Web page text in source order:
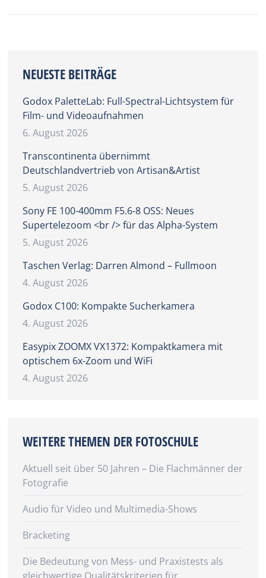
NEUESTE BEITRÄGE
Godox PaletteLab: Full-Spectral-Lichtsystem für
Film- und Videoaufnahmen
6. August 2026
Transcontinenta übernimmt
Deutschlandvertrieb von Artisan&Artist
5. August 2026
Sony FE 100-400mm F5.6-8 OSS: Neues
Supertelezoom <br /> für das Alpha-System
5. August 2026
Taschen Verlag: Darren Almond – Fullmoon
4. August 2026
Godox C100: Kompakte Sucherkamera
4. August 2026
Easypix ZOOMX VX1372: Kompaktkamera mit
optischem 6x-Zoom und WiFi
4. August 2026
WEITERE THEMEN DER FOTOSCHULE
Aktuell seit über 50 Jahren – Die Flachmänner der
Fotografie
Audio für Video und Multimedia-Shows
Bracketing
Die Bedeutung von Mess- und Praxistests als